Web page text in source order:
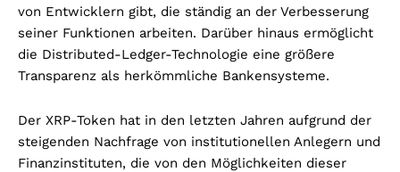
von Entwicklern gibt, die ständig an der Verbesserung
seiner Funktionen arbeiten. Darüber hinaus ermöglicht
die Distributed-Ledger-Technologie eine größere
Transparenz als herkömmliche Bankensysteme.
Der XRP-Token hat in den letzten Jahren aufgrund der
steigenden Nachfrage von institutionellen Anlegern und
Finanzinstituten, die von den Möglichkeiten dieser